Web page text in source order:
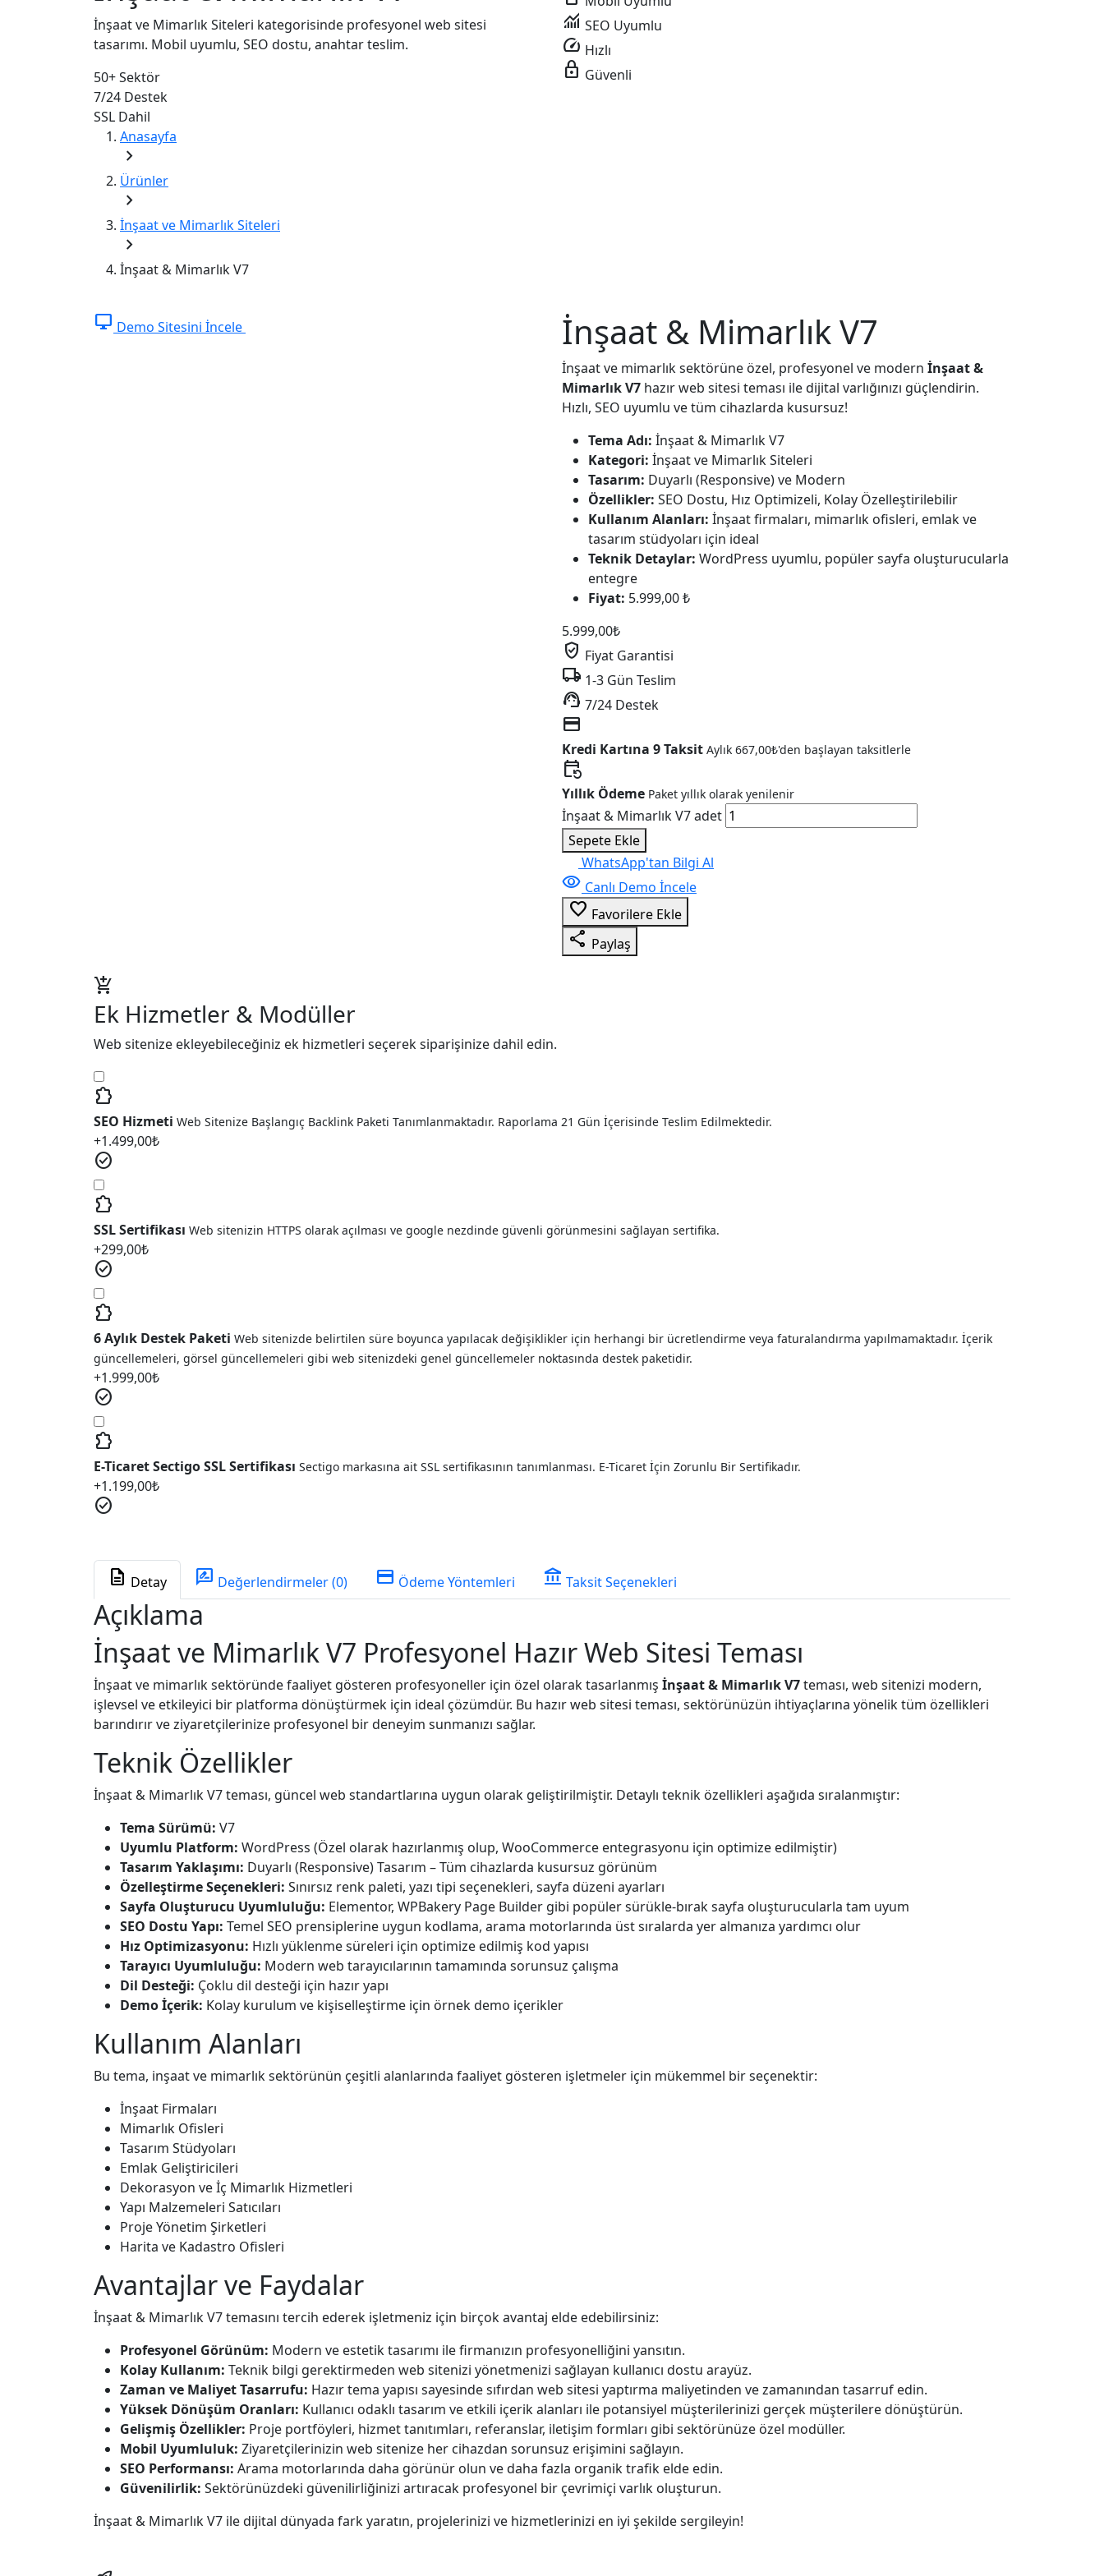
İnşaat ve Mimarlık Siteleri kategorisinde profesyonel web sitesi
tasarımı. Mobil uyumlu, SEO dostu, anahtar teslim.
50+Sektör
7/24 Destek
SSL Dahil
monitoring SEO Uyumlu
speed Hızlı
lock Güvenli
Anasayfa
chevron_right
Ürünler
chevron_right
İnşaat ve Mimarlık Siteleri
chevron_right
İnşaat & Mimarlık V7
desktop_windows Demo Sitesini İncele İnşaat & Mimarlık V7
İnşaat ve mimarlık sektörüne özel, profesyonel ve modern İnşaat &
Mimarlık V7 hazır web sitesi teması ile dijital varlığınızı güçlendirin.
Hızlı, SEO uyumlu ve tüm cihazlarda kusursuz!
Tema Adı: İnşaat & Mimarlık V7
Kategori: İnşaat ve Mimarlık Siteleri
Tasarım: Duyarlı (Responsive) ve Modern
Özellikler: SEO Dostu, Hız Optimizeli, Kolay Özelleştirilebilir
Kullanım Alanları: İnşaat firmaları, mimarlık ofisleri, emlak ve
tasarım stüdyoları için ideal
Teknik Detaylar: WordPress uyumlu, popüler sayfa oluşturucularla
entegre
Fiyat: 5.999,00 ₺
5.999,00₺
verified_user Fiyat Garantisi
local_shipping 1-3 Gün Teslim
support_agent 7/24 Destek
credit_card
Kredi Kartına 9 Taksit Aylık 667,00₺'den başlayan taksitlerle
event_repeat
Yıllık Ödeme Paket yıllık olarak yenilenir
İnşaat & Mimarlık V7 adet
Sepete Ekle
WhatsApp'tan Bilgi Al
visibility Canlı Demo İncele
favorite_border Favorilere Ekle
share Paylaş
add_shopping_cart
Ek Hizmetler & Modüller
Web sitenize ekleyebileceğiniz ek hizmetleri seçerek siparişinize dahil edin.
extension
SEO Hizmeti Web Sitenize Başlangıç Backlink Paketi Tanımlanmaktadır. Raporlama 21 Gün İçerisinde Teslim Edilmektedir.
+1.499,00₺
check_circle
extension
SSL Sertifikası Web sitenizin HTTPS olarak açılması ve google nezdinde güvenli görünmesini sağlayan sertifika.
+299,00₺
check_circle
extension
6 Aylık Destek Paketi Web sitenizde belirtilen süre boyunca yapılacak değişiklikler için herhangi bir ücretlendirme veya faturalandırma yapılmamaktadır. İçerik
güncellemeleri, görsel güncellemeleri gibi web sitenizdeki genel güncellemeler noktasında destek paketidir.
+1.999,00₺
check_circle
extension
E-Ticaret Sectigo SSL Sertifikası Sectigo markasına ait SSL sertifikasının tanımlanması. E-Ticaret İçin Zorunlu Bir Sertifikadır.
+1.199,00₺
check_circle
description Detay rate_review Değerlendirmeler (0) credit_card Ödeme Yöntemleri account_balance Taksit Seçenekleri
Açıklama
İnşaat ve Mimarlık V7 Profesyonel Hazır Web Sitesi Teması
İnşaat ve mimarlık sektöründe faaliyet gösteren profesyoneller için özel olarak tasarlanmış İnşaat & Mimarlık V7teması, web sitenizi modern,
işlevsel ve etkileyici bir platforma dönüştürmek için ideal çözümdür. Bu hazır web sitesi teması, sektörünüzün ihtiyaçlarına yönelik tüm özellikleri
barındırır ve ziyaretçilerinize profesyonel bir deneyim sunmanızı sağlar.
Teknik Özellikler
İnşaat & Mimarlık V7 teması, güncel web standartlarına uygun olarak geliştirilmiştir. Detaylı teknik özellikleri aşağıda sıralanmıştır:
Tema Sürümü: V7
Uyumlu Platform: WordPress (Özel olarak hazırlanmış olup, WooCommerce entegrasyonu için optimize edilmiştir)
Tasarım Yaklaşımı: Duyarlı (Responsive) Tasarım – Tüm cihazlarda kusursuz görünüm
Özelleştirme Seçenekleri: Sınırsız renk paleti, yazı tipi seçenekleri, sayfa düzeni ayarları
Sayfa Oluşturucu Uyumluluğu: Elementor, WPBakery Page Builder gibi popüler sürükle-bırak sayfa oluşturucularla tam uyum
SEO Dostu Yapı: Temel SEO prensiplerine uygun kodlama, arama motorlarında üst sıralarda yer almanıza yardımcı olur
Hız Optimizasyonu: Hızlı yüklenme süreleri için optimize edilmiş kod yapısı
Tarayıcı Uyumluluğu: Modern web tarayıcılarının tamamında sorunsuz çalışma
Dil Desteği: Çoklu dil desteği için hazır yapı
Demo İçerik: Kolay kurulum ve kişiselleştirme için örnek demo içerikler
Kullanım Alanları
Bu tema, inşaat ve mimarlık sektörünün çeşitli alanlarında faaliyet gösteren işletmeler için mükemmel bir seçenektir:
İnşaat Firmaları
Mimarlık Ofisleri
Tasarım Stüdyoları
Emlak Geliştiricileri
Dekorasyon ve İç Mimarlık Hizmetleri
Yapı Malzemeleri Satıcıları
Proje Yönetim Şirketleri
Harita ve Kadastro Ofisleri
Avantajlar ve Faydalar
İnşaat & Mimarlık V7 temasını tercih ederek işletmeniz için birçok avantaj elde edebilirsiniz:
Profesyonel Görünüm: Modern ve estetik tasarımı ile firmanızın profesyonelliğini yansıtın.
Kolay Kullanım: Teknik bilgi gerektirmeden web sitenizi yönetmenizi sağlayan kullanıcı dostu arayüz.
Zaman ve Maliyet Tasarrufu: Hazır tema yapısı sayesinde sıfırdan web sitesi yaptırma maliyetinden ve zamanından tasarruf edin.
Yüksek Dönüşüm Oranları: Kullanıcı odaklı tasarım ve etkili içerik alanları ile potansiyel müşterilerinizi gerçek müşterilere dönüştürün.
Gelişmiş Özellikler: Proje portföyleri, hizmet tanıtımları, referanslar, iletişim formları gibi sektörünüze özel modüller.
Mobil Uyumluluk: Ziyaretçilerinizin web sitenize her cihazdan sorunsuz erişimini sağlayın.
SEO Performansı: Arama motorlarında daha görünür olun ve daha fazla organik trafik elde edin.
Güvenilirlik: Sektörünüzdeki güvenilirliğinizi artıracak profesyonel bir çevrimiçi varlık oluşturun.
İnşaat & Mimarlık V7 ile dijital dünyada fark yaratın, projelerinizi ve hizmetlerinizi en iyi şekilde sergileyin!